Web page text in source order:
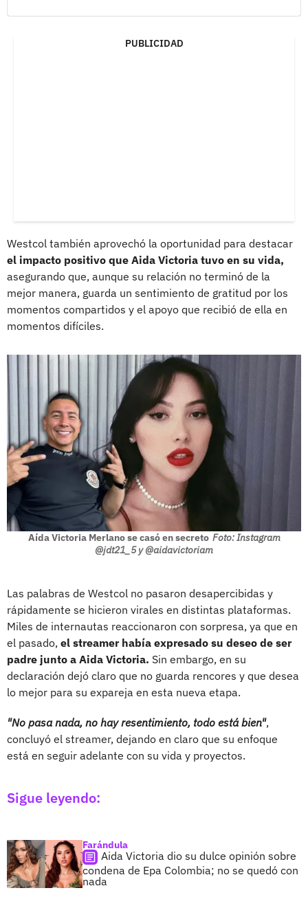
PUBLICIDAD
Westcol también aprovechó la oportunidad para destacar
el impacto positivo que Aida Victoria tuvo en su vida,
asegurando que, aunque su relación no terminó de la
mejor manera, guarda un sentimiento de gratitud por los
momentos compartidos y el apoyo que recibió de ella en
momentos difíciles.
Aída Victoria Merlano se casó en secreto Foto: Instagram
@jdt21_5 y @aidavictoriam
Las palabras de Westcol no pasaron desapercibidas y
rápidamente se hicieron virales en distintas plataformas.
Miles de internautas reaccionaron con sorpresa, ya que en
el pasado, el streamer había expresado su deseo de ser
padre junto a Aida Victoria. Sin embargo, en su
declaración dejó claro que no guarda rencores y que desea
lo mejor para su expareja en esta nueva etapa.
"No pasa nada, no hay resentimiento, todo está bien",
concluyó el streamer, dejando en claro que su enfoque
está en seguir adelante con su vida y proyectos.
Sigue leyendo:
Farándula
Aida Victoria dio su dulce opinión sobre
condena de Epa Colombia; no se quedó con
nada